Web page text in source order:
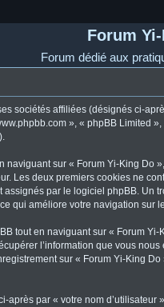
Forum
Forum dédié aux
sociétés affiliées (désignés ci-
», « phpBB Limited
sur « Forum Yi-King
Les deux premiers cookies ne
par le logiciel phpBB.
qui améliore votre navigation sur
tout en naviguant sur « Forum
l’information que vous
sur « Forum Yi-King
par « votre nom